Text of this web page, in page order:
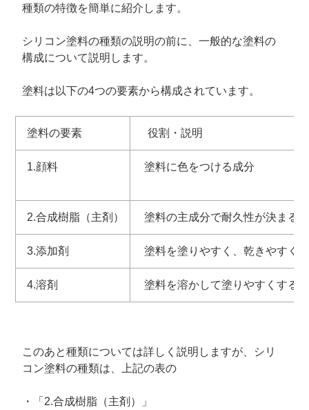
種類の特徴を簡単に紹介します。
シリコン塗料の種類の説明の前に、一般的な塗料の
構成について説明します。
塗料は以下の4つの要素から構成されています。
塗料の要素 役割・説明
1.顔料 塗料に色をつける成分
2.合成樹脂（主剤） 塗料の主成分で耐久性が決まる
3.添加剤 塗料を塗りやすく、乾きやすく
4.溶剤 塗料を溶かして塗りやすくする
このあと種類については詳しく説明しますが、シリ
コン塗料の種類は、上記の表の
・「2.合成樹脂（主剤）」